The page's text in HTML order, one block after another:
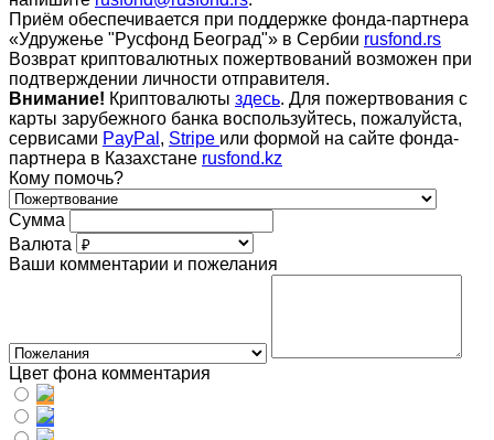
Приём обеспечивается при поддержке фонда-партнера
«Удружење "Русфонд Београд"» в Сербии rusfond.rs
Возврат криптовалютных пожертвований возможен при
подтверждении личности отправителя.
Внимание! Криптовалюты здесь. Для пожертвования с
карты зарубежного банка воспользуйтесь, пожалуйста,
сервисами PayPal , Stripe или формой на сайте фонда-
партнера в Казахстане rusfond.kz
Кому помочь?
Сумма
Валюта
Ваши комментарии и пожелания
Цвет фона комментария